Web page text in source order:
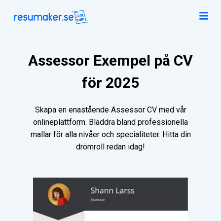
Assessor Exempel på CV
för 2025
Skapa en enastående Assessor CV med vår
onlineplattform. Bläddra bland professionella
mallar för alla nivåer och specialiteter. Hitta din
drömroll redan idag!